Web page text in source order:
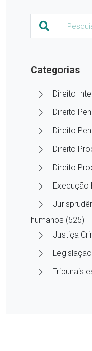
Categorias
Direito
Direito
Direito
Direito
Direito
Execução
humanos (525)
Justiça
Tribunais